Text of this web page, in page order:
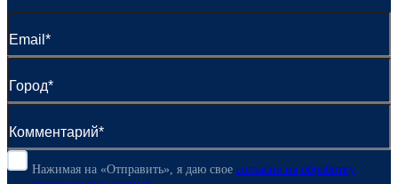
Нажимая на «Отправить», я даю свое согласие на обработку